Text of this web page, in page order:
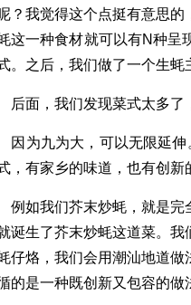
？我觉得这个点挺有意思
这一种食材就可以有N种呈
。之后，我们做了一个生蚝
面，我们发现菜式太多了，
为九为大，可以无限延伸
，有家乡的味道，也有创新
如我们芥末炒蚝，就是完
诞生了芥末炒蚝这道菜。
仔烙，我们会用潮汕地道
的是一种既创新又包容的做